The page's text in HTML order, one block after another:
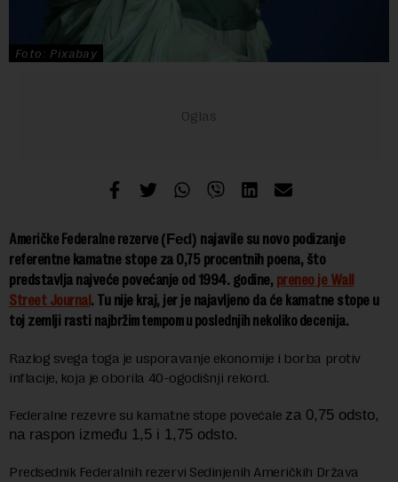
Foto: Pixabay
Američke Federalne rezerve (Fed) najavile su novo podizanje
referentne kamatne stope za 0,75 procentnih poena, što
predstavlja najveće povećanje od 1994. godine, preneo je Wall
Street Journal . Tu nije kraj, jer je najavljeno da će kamatne stope u
toj zemlji rasti najbržim tempom u poslednjih nekoliko decenija.
Razlog svega toga je usporavanje ekonomije i borba protiv
inflacije, koja je oborila 40-ogodišnji rekord.
Federalne rezevre su kamatne stope povećale za 0,75 odsto,
na raspon između 1,5 i 1,75 odsto.
Predsednik Federalnih rezervi Sedinjenih Američkih Država